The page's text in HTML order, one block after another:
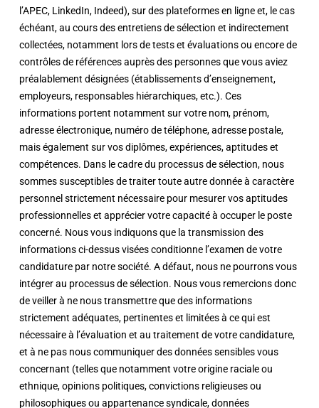
l’APEC, LinkedIn, Indeed), sur des plateformes en ligne et, le cas
échéant, au cours des entretiens de sélection et indirectement
collectées, notamment lors de tests et évaluations ou encore de
contrôles de références auprès des personnes que vous aviez
préalablement désignées (établissements d’enseignement,
employeurs, responsables hiérarchiques, etc.). Ces
informations portent notamment sur votre nom, prénom,
adresse électronique, numéro de téléphone, adresse postale,
mais également sur vos diplômes, expériences, aptitudes et
compétences. Dans le cadre du processus de sélection, nous
sommes susceptibles de traiter toute autre donnée à caractère
personnel strictement nécessaire pour mesurer vos aptitudes
professionnelles et apprécier votre capacité à occuper le poste
concerné. Nous vous indiquons que la transmission des
informations ci-dessus visées conditionne l’examen de votre
candidature par notre société. A défaut, nous ne pourrons vous
intégrer au processus de sélection. Nous vous remercions donc
de veiller à ne nous transmettre que des informations
strictement adéquates, pertinentes et limitées à ce qui est
nécessaire à l’évaluation et au traitement de votre candidature,
et à ne pas nous communiquer des données sensibles vous
concernant (telles que notamment votre origine raciale ou
ethnique, opinions politiques, convictions religieuses ou
philosophiques ou appartenance syndicale, données